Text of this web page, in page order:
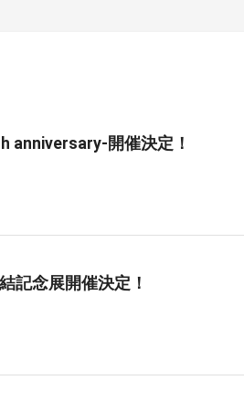
anniversary-開催決定！
記念展開催決定！